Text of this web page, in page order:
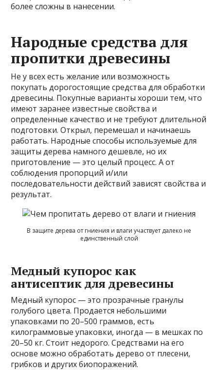
более сложны в нанесении.
Народные средства для
пропитки древесины
Не у всех есть желание или возможность
покупать дорогостоящие средства для обработки
древесины. Покупные варианты хороши тем, что
имеют заранее известные свойства и
определенные качество и не требуют длительной
подготовки. Открыл, перемешал и начинаешь
работать. Народные способы используемые для
защиты дерева намного дешевле, но их
приготовление — это целый процесс. А от
соблюдения пропорций и/или
последовательности действий зависят свойства и
результат.
В защите дерева от гниения и влаги участвует далеко не
единственный слой
Медный купорос как
антисептик для древесины
Медный купорос — это прозрачные гранулы
голубого цвета. Продается небольшими
упаковками по 20–500 граммов, есть
килограммовые упаковки, иногда — в мешках по
20–50 кг. Стоит недорого. Средствами на его
основе можно обработать дерево от плесени,
грибков и других биопоражений.